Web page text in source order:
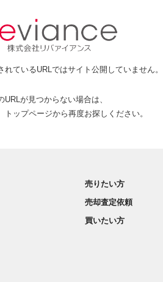
れているURLではサイト公開していません。
URLが見つからない場合は、
トップページから再度お探しください。
売りたい方
売却査定依頼
買いたい方